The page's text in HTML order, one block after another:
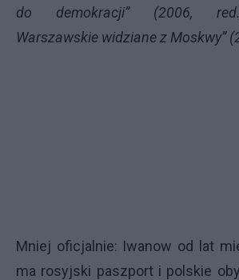
do demokracji” (2006,
Warszawskie widziane z Moskwy”
Mniej oficjalnie: Iwanow od lat
ma rosyjski paszport i polskie